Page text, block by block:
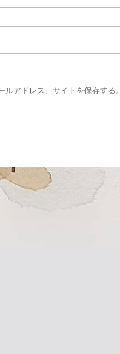
アドレス、サイトを保存する。